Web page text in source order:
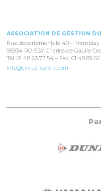
ASSOCIATION DE GESTION
Rue départementale 40 – Tremblay
95934 ROISSY Charles de Gaulle
Tél. 01 48 63 73 54 – Fax. 01 49 89
info@circuit-carole.com